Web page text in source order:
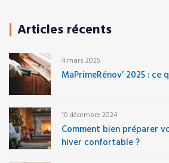
Articles récents
4 mars 2025
MaPrimeRénov’ 2025 : ce
10 décembre 2024
Comment bien préparer
hiver confortable ?